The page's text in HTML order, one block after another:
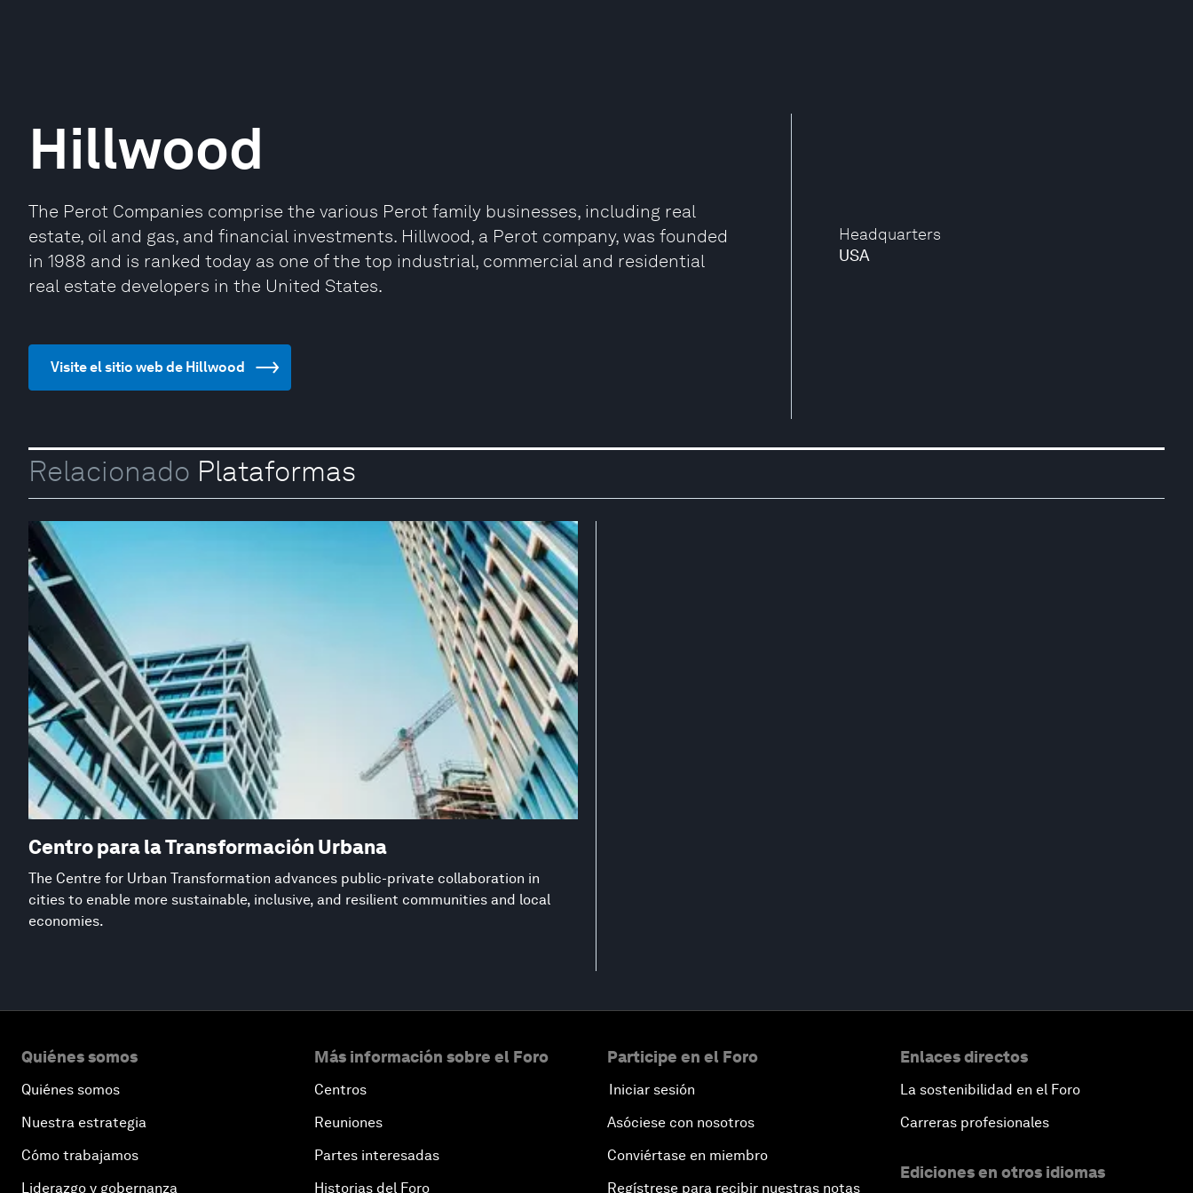
Headquarters
USA
Hillwood
The Perot Companies comprise the various Perot family businesses, including real
estate, oil and gas, and financial investments. Hillwood, a Perot company, was founded
in 1988 and is ranked today as one of the top industrial, commercial and residential
real estate developers in the United States.
Visite el sitio web de Hillwood
Relacionado Plataformas
Centro para la Transformación Urbana
The Centre for Urban Transformation advances public-private collaboration in
cities to enable more sustainable, inclusive, and resilient communities and local
economies.
Quiénes somos
Quiénes somos
Nuestra estrategia
Cómo trabajamos
Liderazgo y gobernanza
Más información sobre el Foro
Centros
Reuniones
Partes interesadas
Historias del Foro
Participe en el Foro
Iniciar sesión
Asóciese con nosotros
Conviértase en miembro
Regístrese para recibir nuestras notas
Enlaces directos
La sostenibilidad en el Foro
Carreras profesionales
Ediciones en otros idiomas